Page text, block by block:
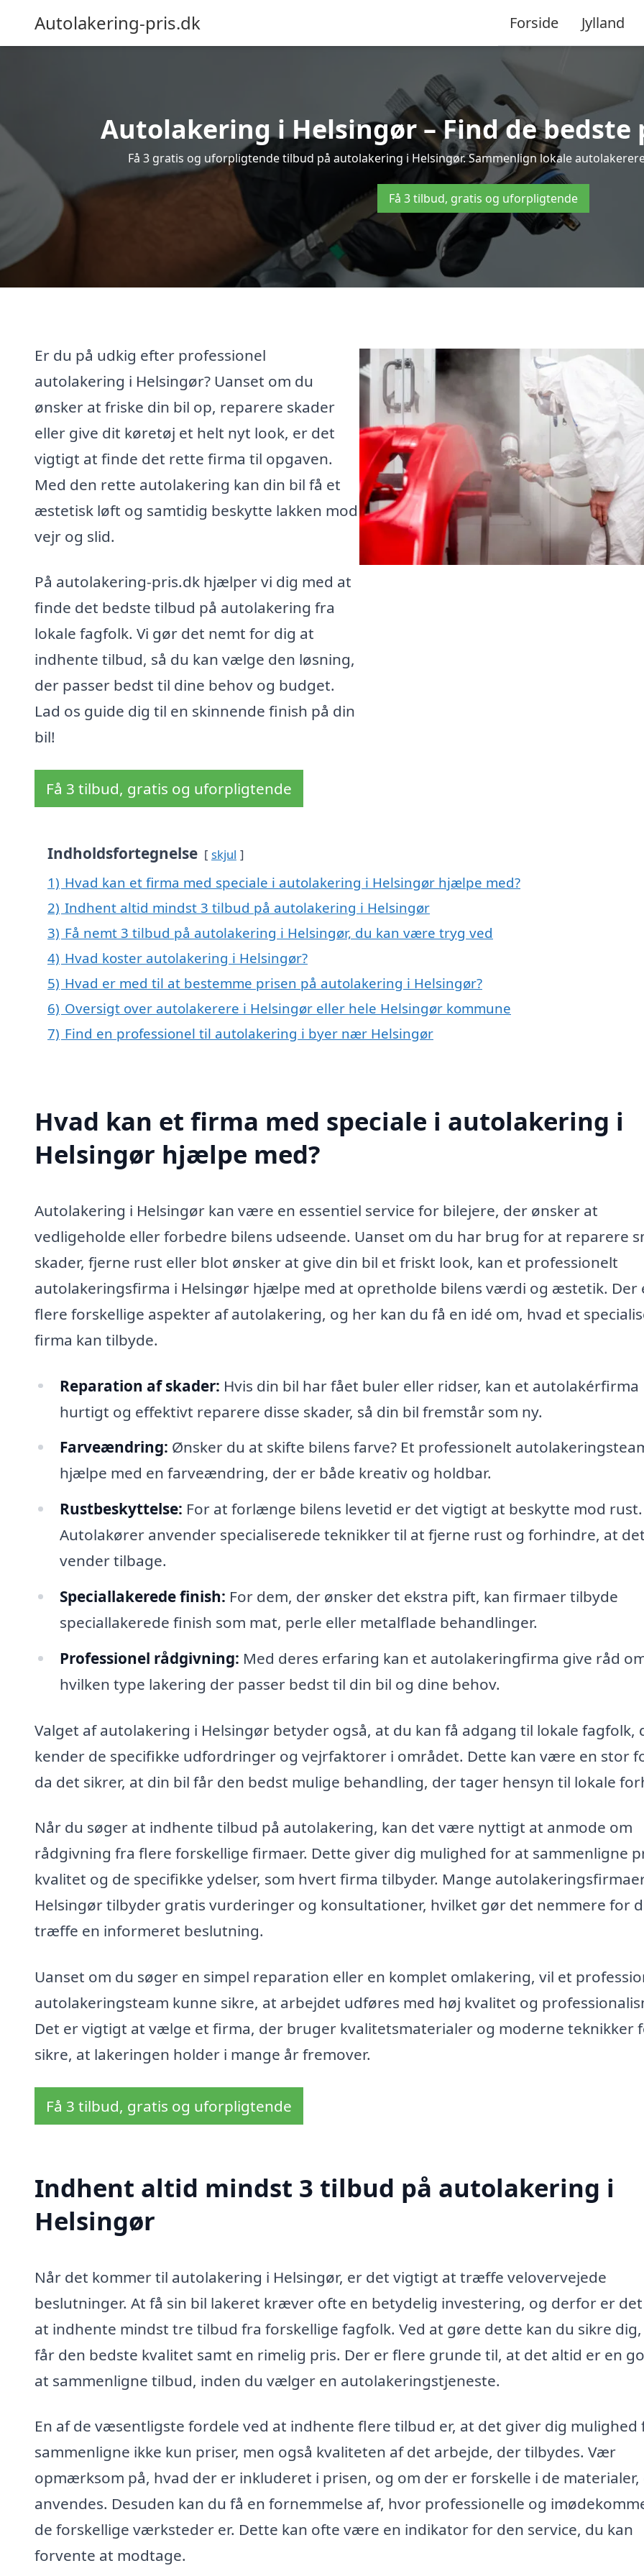
Autolakering-pris.dk Forside Jylland
Autolakering i Helsingør – Find de
Få 3 gratis og uforpligtende tilbud på autolakering i Helsingør. Sammenlign lokale
Få 3 tilbud, gratis og uforpligtende
Er du på udkig efter professionel
autolakering i Helsingør? Uanset om du
ønsker at friske din bil op, reparere skader
eller give dit køretøj et helt nyt look, er det
vigtigt at finde det rette firma til opgaven.
Med den rette autolakering kan din bil få et
æstetisk løft og samtidig beskytte lakken mod
vejr og slid.
På autolakering-pris.dk hjælper vi dig med at
finde det bedste tilbud på autolakering fra
lokale fagfolk. Vi gør det nemt for dig at
indhente tilbud, så du kan vælge den løsning,
der passer bedst til dine behov og budget.
Lad os guide dig til en skinnende finish på din
bil!
Få 3 tilbud, gratis og uforpligtende
Indholdsfortegnelse skjul
1) Hvad kan et firma med speciale i autolakering i Helsingør hjælpe med?
2) Indhent altid mindst 3 tilbud på autolakering i Helsingør
3) Få nemt 3 tilbud på autolakering i Helsingør, du kan være tryg ved
4) Hvad koster autolakering i Helsingør?
5) Hvad er med til at bestemme prisen på autolakering i Helsingør?
6) Oversigt over autolakerere i Helsingør eller hele Helsingør kommune
7) Find en professionel til autolakering i byer nær Helsingør
Hvad kan et firma med speciale i autolakering i
Helsingør hjælpe med?
Autolakering i Helsingør kan være en essentiel service for bilejere, der ønsker at
vedligeholde eller forbedre bilens udseende. Uanset om du har brug for at reparere
skader, fjerne rust eller blot ønsker at give din bil et friskt look, kan et professionelt
autolakeringsfirma i Helsingør hjælpe med at opretholde bilens værdi og æstetik. Der
flere forskellige aspekter af autolakering, og her kan du få en idé om, hvad et
firma kan tilbyde.
Reparation af skader: Hvis din bil har fået buler eller ridser, kan et autolakérfirma
hurtigt og effektivt reparere disse skader, så din bil fremstår som ny.
Farveændring: Ønsker du at skifte bilens farve? Et professionelt
hjælpe med en farveændring, der er både kreativ og holdbar.
Rustbeskyttelse: For at forlænge bilens levetid er det vigtigt at beskytte mod rust.
Autolakører anvender specialiserede teknikker til at fjerne rust og forhindre, at det
vender tilbage.
Speciallakerede finish: For dem, der ønsker det ekstra pift, kan firmaer tilbyde
speciallakerede finish som mat, perle eller metalflade behandlinger.
Professionel rådgivning: Med deres erfaring kan et autolakeringfirma give råd
hvilken type lakering der passer bedst til din bil og dine behov.
Valget af autolakering i Helsingør betyder også, at du kan få adgang til lokale fagfolk,
kender de specifikke udfordringer og vejrfaktorer i området. Dette kan være en stor
da det sikrer, at din bil får den bedst mulige behandling, der tager hensyn til lokale
Når du søger at indhente tilbud på autolakering, kan det være nyttigt at anmode om
rådgivning fra flere forskellige firmaer. Dette giver dig mulighed for at sammenligne
kvalitet og de specifikke ydelser, som hvert firma tilbyder. Mange
Helsingør tilbyder gratis vurderinger og konsultationer, hvilket gør det nemmere for
træffe en informeret beslutning.
Uanset om du søger en simpel reparation eller en komplet omlakering, vil et
autolakeringsteam kunne sikre, at arbejdet udføres med høj kvalitet og
Det er vigtigt at vælge et firma, der bruger kvalitetsmaterialer og moderne teknikker
sikre, at lakeringen holder i mange år fremover.
Få 3 tilbud, gratis og uforpligtende
Indhent altid mindst 3 tilbud på autolakering i
Helsingør
Når det kommer til autolakering i Helsingør, er det vigtigt at træffe velovervejede
beslutninger. At få sin bil lakeret kræver ofte en betydelig investering, og derfor er
at indhente mindst tre tilbud fra forskellige fagfolk. Ved at gøre dette kan du sikre
får den bedste kvalitet samt en rimelig pris. Der er flere grunde til, at det altid er en
at sammenligne tilbud, inden du vælger en autolakeringstjeneste.
En af de væsentligste fordele ved at indhente flere tilbud er, at det giver dig mulighed
sammenligne ikke kun priser, men også kvaliteten af det arbejde, der tilbydes. Vær
opmærksom på, hvad der er inkluderet i prisen, og om der er forskelle i de materialer,
anvendes. Desuden kan du få en fornemmelse af, hvor professionelle og
de forskellige værksteder er. Dette kan ofte være en indikator for den service, du kan
forvente at modtage.